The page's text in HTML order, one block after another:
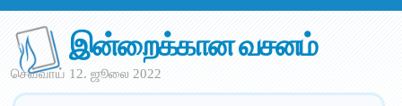
இன்றைக்கான வசனம்
செவ்வாய் 12. ஜூலை 2022